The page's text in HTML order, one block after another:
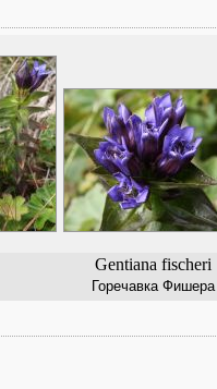
Gentiana fischeri
Горечавка Фишера